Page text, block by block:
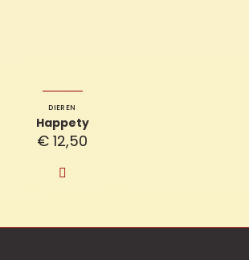
DIEREN
Happety
€ 12,50
